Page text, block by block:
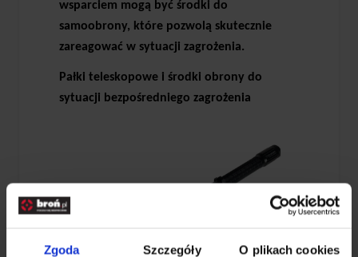
Zgoda Szczegóły O plikach cookies
wsparciem mogą być środki do
samoobrony, które pozwolą skutecznie
zareagować w sytuacji zagrożenia.
Pałki teleskopowe i środki obrony do
sytuacji bezpośredniego zagrożenia